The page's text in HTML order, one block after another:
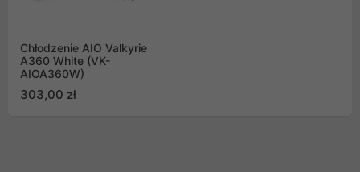
Chłodzenie AIO Valkyrie
A360 White (VK-
AIOA360W)
303,00 zł